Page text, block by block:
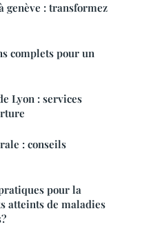
genève : transformez
complets pour un
Lyon : services
: conseils
pour la
atteints de maladies